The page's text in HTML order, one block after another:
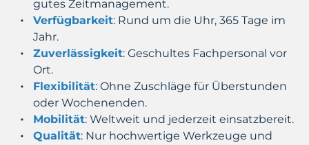
gutes Zeitmanagement.
Verfügbarkeit: Rund um die Uhr, 365 Tage im
Jahr.
Zuverlässigkeit: Geschultes Fachpersonal vor
Ort.
Flexibilität: Ohne Zuschläge für Überstunden
oder Wochenenden.
Mobilität: Weltweit und jederzeit einsatzbereit.
Qualität: Nur hochwertige Werkzeuge und